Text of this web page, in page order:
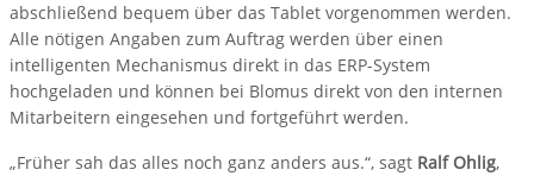
abschließend bequem über das Tablet vorgenommen werden.
Alle nötigen Angaben zum Auftrag werden über einen
intelligenten Mechanismus direkt in das ERP-System
hochgeladen und können bei Blomus direkt von den internen
Mitarbeitern eingesehen und fortgeführt werden.
„Früher sah das alles noch ganz anders aus.“, sagt Ralf Ohlig,